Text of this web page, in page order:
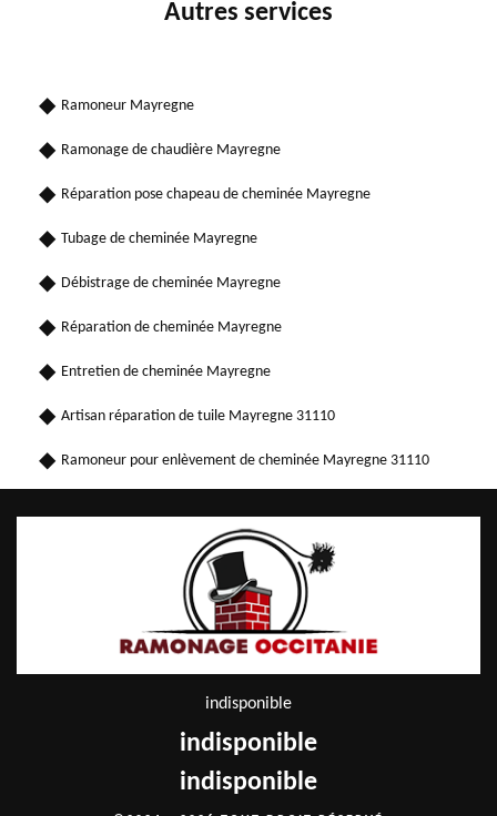
Autres services
Ramoneur Mayregne
Ramonage de chaudière Mayregne
Réparation pose chapeau de cheminée Mayregne
Tubage de cheminée Mayregne
Débistrage de cheminée Mayregne
Réparation de cheminée Mayregne
Entretien de cheminée Mayregne
Artisan réparation de tuile Mayregne 31110
Ramoneur pour enlèvement de cheminée Mayregne 31110
indisponible
indisponible
indisponible